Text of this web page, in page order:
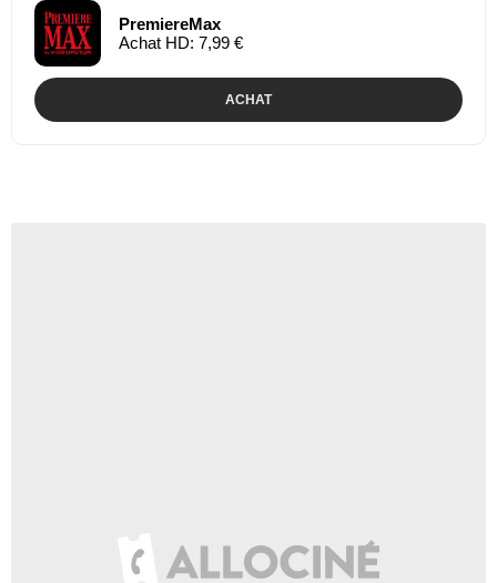
PremiereMax
Achat HD: 7,99 €
ACHAT